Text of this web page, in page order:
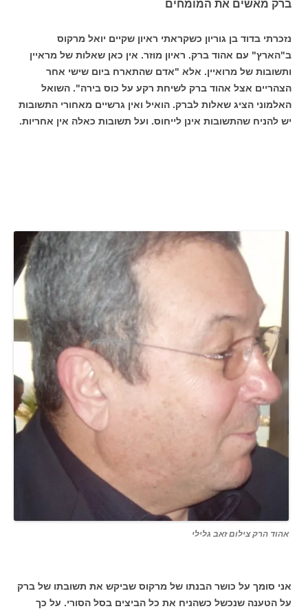
ברק מאשים את המומחים
נזכרתי בדוד בן גוריון כשקראתי ראיון שקיים יואל מרקוס
ב"הארץ" עם אהוד ברק. ראיון מוזר. אין כאן שאלות של מראיין
ותשובות של מרואיין. אלא "אדם שהתארח ביום שישי אחר
הצהריים אצל אהוד ברק לשיחת רקע על כוס בירה". השואל
האלמוני הציג שאלות לברק. הואיל ואין גרשיים מאחורי התשובות
יש להניח שהתשובות אינן לייחוס. ועל תשובות כאלה אין אחריות.
אהוד הרק צילום זאב גלילי
אני סומך על כושר הבנתו של מרקוס שביקש את תשובתו של ברק
על הטענה שנכשל כשהניח את כל הביצים בסל הסורי. על כך